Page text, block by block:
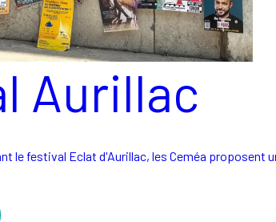
Aurillac
le festival Eclat d'Aurillac, les Ceméa proposent